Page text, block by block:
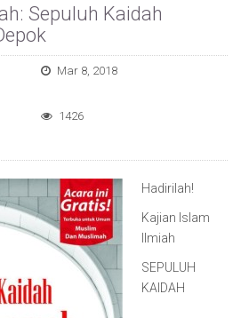
Sepuluh Kaidah
Mar 8, 2018
1426
Hadirilah!
Kajian Islam
Ilmiah
SEPULUH
KAIDAH